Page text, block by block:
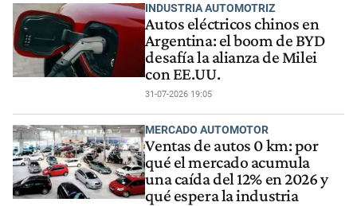
INDUSTRIA AUTOMOTRIZ
Autos eléctricos chinos en
Argentina: el boom de BYD
desafía la alianza de Milei
con EE.UU.
31-07-2026 19:05
MERCADO AUTOMOTOR
Ventas de autos 0 km: por
qué el mercado acumula
una caída del 12% en 2026 y
qué espera la industria